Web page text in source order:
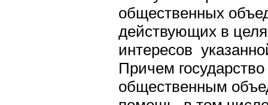
общественных
действующих в
интересов
Причем
общественным